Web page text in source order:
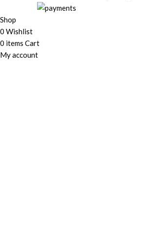
Shop
0 Wishlist
0 items Cart
My account